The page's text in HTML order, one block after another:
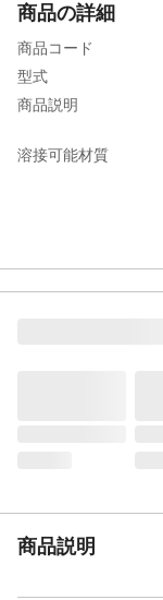
商品の詳細
商品コード
型式
商品説明
溶接可能材質
商品説明